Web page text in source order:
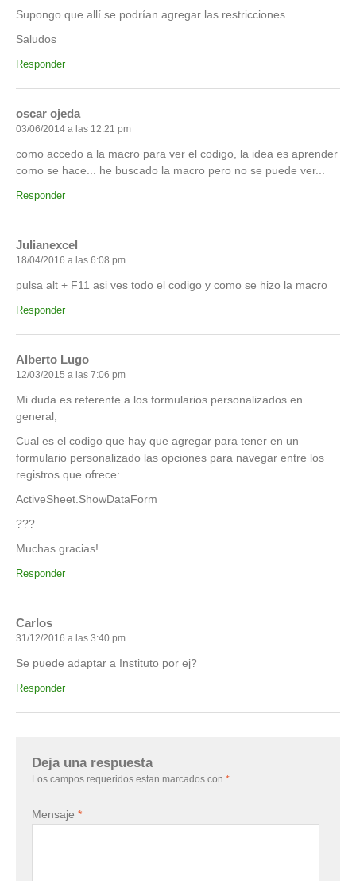
Supongo que allí se podrían agregar las restricciones.
Saludos
Responder
oscar ojeda
03/06/2014 a las 12:21 pm
como accedo a la macro para ver el codigo, la idea es aprender
como se hace... he buscado la macro pero no se puede ver...
Responder
Julianexcel
18/04/2016 a las 6:08 pm
pulsa alt + F11 asi ves todo el codigo y como se hizo la macro
Responder
Alberto Lugo
12/03/2015 a las 7:06 pm
Mi duda es referente a los formularios personalizados en
general,
Cual es el codigo que hay que agregar para tener en un
formulario personalizado las opciones para navegar entre los
registros que ofrece:
ActiveSheet.ShowDataForm
???
Muchas gracias!
Responder
Carlos
31/12/2016 a las 3:40 pm
Se puede adaptar a Instituto por ej?
Responder
Deja una respuesta
Los campos requeridos estan marcados con *
Mensaje *